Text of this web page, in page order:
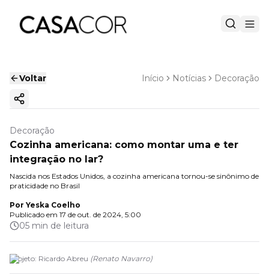
Voltar Início Notícias Decoração
Copiar link
Decoração
Cozinha americana: como montar uma e ter
integração no lar?
Nascida nos Estados Unidos, a cozinha americana tornou-se sinônimo de
praticidade no Brasil
Por Yeska Coelho
Publicado em 17 de out. de 2024, 5:00
05 min de leitura
Projeto: Ricardo Abreu (Renato Navarro)